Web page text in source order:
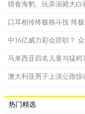
猎食海豹、玩弄溺毙大
口耳相传终极格斗技 终
中16亿威力彩会辞职？
马来西亚四名儿童与猛鳄
澳大利亚男子上演公路
热门精选